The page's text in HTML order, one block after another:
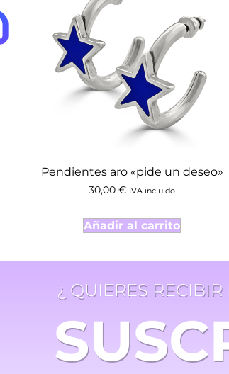
Pendientes aro «pide un deseo»
30,00 € IVA incluido
Añadir al carrito
¿ QUIERES